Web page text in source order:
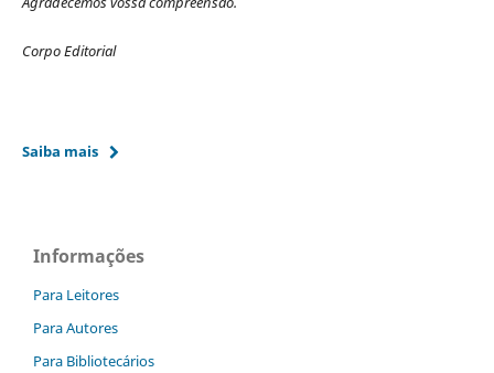
Corpo Editorial
Saiba mais
Informações
Para Leitores
Para Autores
Para Bibliotecários